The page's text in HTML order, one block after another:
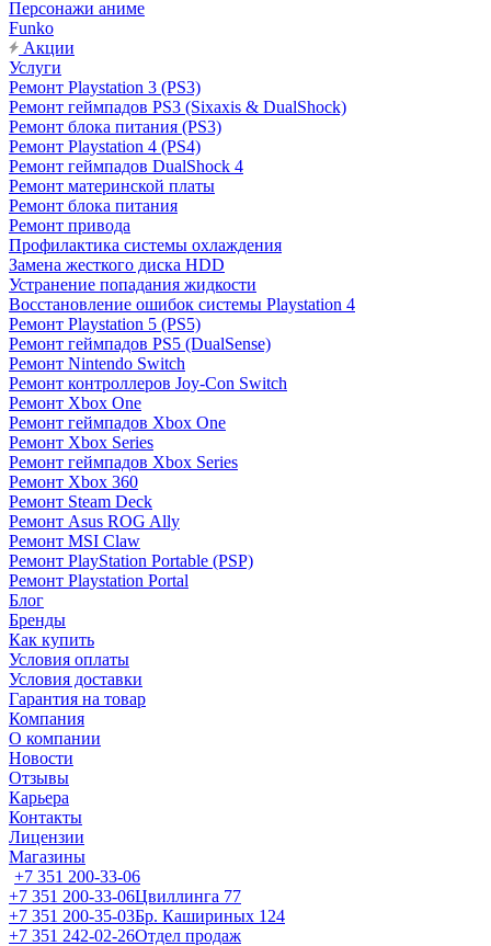
Персонажи аниме
Funko
Акции
Услуги
Ремонт Playstation 3 (PS3)
Ремонт геймпадов PS3 (Sixaxis & DualShock)
Ремонт блока питания (PS3)
Ремонт Playstation 4 (PS4)
Ремонт геймпадов DualShock 4
Ремонт материнской платы
Ремонт блока питания
Ремонт привода
Профилактика системы охлаждения
Замена жесткого диска HDD
Устранение попадания жидкости
Восстановление ошибок системы Playstation 4
Ремонт Playstation 5 (PS5)
Ремонт геймпадов PS5 (DualSense)
Ремонт Nintendo Switch
Ремонт контроллеров Joy-Con Switch
Ремонт Xbox One
Ремонт геймпадов Xbox One
Ремонт Xbox Series
Ремонт геймпадов Xbox Series
Ремонт Xbox 360
Ремонт Steam Deck
Ремонт Asus ROG Ally
Ремонт MSI Claw
Ремонт PlayStation Portable (PSP)
Ремонт Playstation Portal
Блог
Бренды
Как купить
Условия оплаты
Условия доставки
Гарантия на товар
Компания
О компании
Новости
Отзывы
Карьера
Контакты
Лицензии
Магазины
+7 351 200-33-06
+7 351 200-33-06Цвиллинга 77
+7 351 200-35-03Бр. Кашириных 124
+7 351 242-02-26Отдел продаж